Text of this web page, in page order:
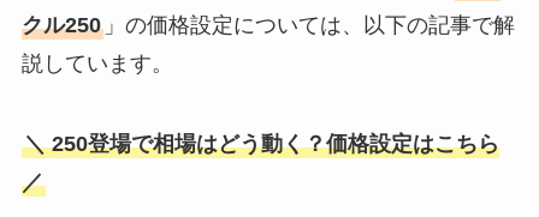
クル250」の価格設定については、以下の記事で解
説しています。
＼ 250登場で相場はどう動く？価格設定はこちら
／